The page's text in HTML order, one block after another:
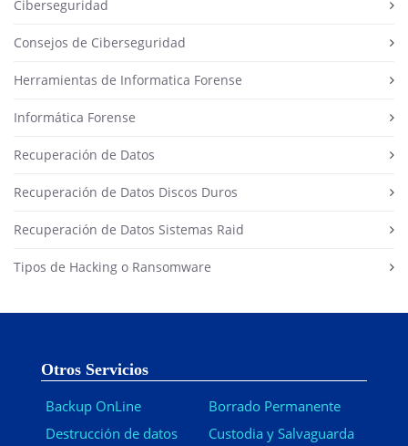
Ciberseguridad
Consejos de Ciberseguridad
Herramientas de Informatica Forense
Informática Forense
Recuperación de Datos
Recuperación de Datos Discos Duros
Recuperación de Datos Sistemas Raid
Tipos de Hacking o Ransomware
Otros Servicios
Backup OnLine
Destrucción de datos
Borrado Permanente
Custodia y Salvaguarda